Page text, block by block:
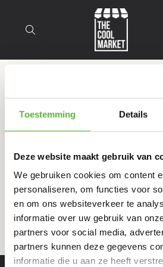
Toestemming Details
Deze website maakt gebruik van
We gebruiken cookies om content
personaliseren, om functies voor
en om ons websiteverkeer te
informatie over uw gebruik van
partners voor social media,
partners kunnen deze gegevens
informatie die u aan ze heeft
Producten getagd
proefpakket
Filter